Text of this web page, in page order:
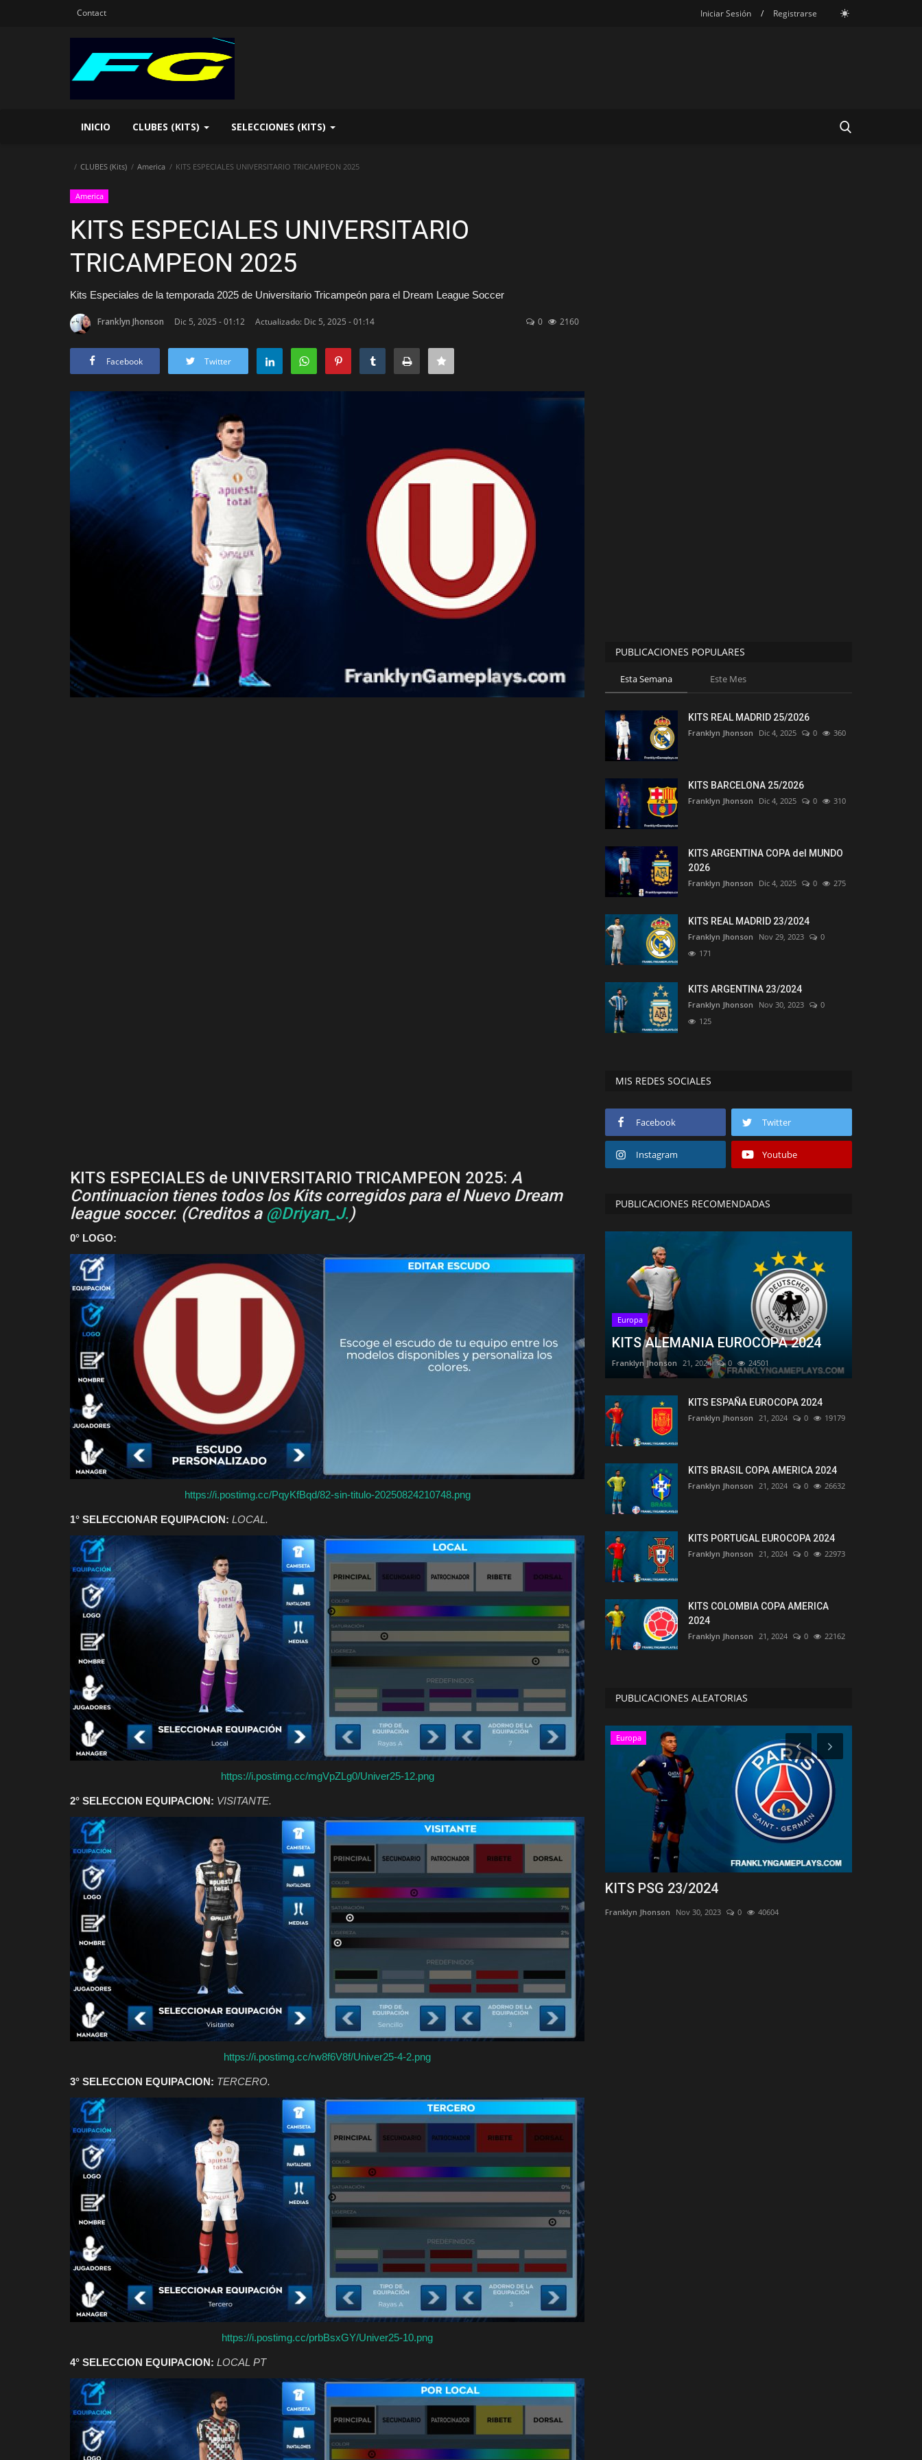
Contact Iniciar Sesión / Registrarse
INICIO CLUBES (KITS) SELECCIONES (KITS)
CLUBES (Kits) America KITS ESPECIALES UNIVERSITARIO TRICAMPEON 2025
America
KITS ESPECIALES UNIVERSITARIO
TRICAMPEON 2025
Kits Especiales de la temporada 2025 de Universitario Tricampeón para el Dream League Soccer
Franklyn Jhonson Dic 5, 2025 - 01:12 Actualizado: Dic 5, 2025 - 01:14 0 2160
Facebook Twitter
KITS ESPECIALES de UNIVERSITARIO TRICAMPEON 2025: A
Continuacion tienes todos los Kits corregidos para el Nuevo Dream
league soccer. (Creditos a @Driyan_J.)
0° LOGO:
https://i.postimg.cc/PqyKfBqd/82-sin-titulo-20250824210748.png
1° SELECCIONAR EQUIPACION: LOCAL.
https://i.postimg.cc/mgVpZLg0/Univer25-12.png
2° SELECCION EQUIPACION: VISITANTE.
https://i.postimg.cc/rw8f6V8f/Univer25-4-2.png
3° SELECCION EQUIPACION: TERCERO.
https://i.postimg.cc/prbBsxGY/Univer25-10.png
4° SELECCION EQUIPACION: LOCAL PT
PUBLICACIONES POPULARES
Esta Semana Este Mes
KITS REAL MADRID 25/2026
Franklyn Jhonson Dic 4, 2025 0 360
KITS BARCELONA 25/2026
Franklyn Jhonson Dic 4, 2025 0 310
KITS ARGENTINA COPA del MUNDO
2026
Franklyn Jhonson Dic 4, 2025 0 275
KITS REAL MADRID 23/2024
Franklyn Jhonson Nov 29, 2023
0
171
KITS ARGENTINA 23/2024
Franklyn Jhonson Nov 30, 2023
0
125
MIS REDES SOCIALES
Facebook Twitter
Instagram Youtube
PUBLICACIONES RECOMENDADAS
Europa
KITS ALEMANIA EUROCOPA 2024
Franklyn Jhonson 21, 2024 0 24501
KITS ESPAÑA EUROCOPA 2024
Franklyn Jhonson 21, 2024 0 19179
KITS BRASIL COPA AMERICA 2024
Franklyn Jhonson 21, 2024 0 26632
KITS PORTUGAL EUROCOPA 2024
Franklyn Jhonson 21, 2024 0 22973
KITS COLOMBIA COPA AMERICA
2024
Franklyn Jhonson 21, 2024 0 22162
PUBLICACIONES ALEATORIAS
Asia
KITS AL NASSR 23/2024
Dic 1, 2023 0 19145
KITS ALIANZA LIMA 2025
Franklyn Jhonson Dic 5, 2025 0 5560
Kits de la temporada 2025 de Alianza Lima para el Dream
League Soccer
Europa
KITS PSG 23/2024
Franklyn Jhonson Nov 30, 2023 0 40604